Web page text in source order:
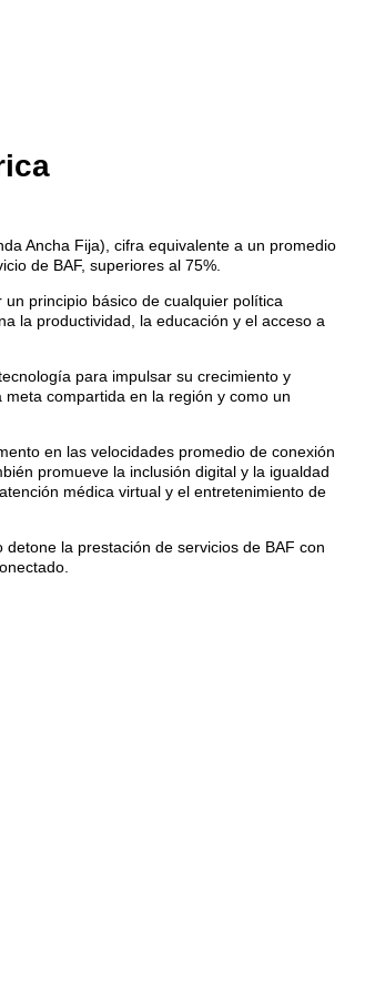
Ancha Fija), cifra equivalente a un promedio
de BAF, superiores al 75%.
principio básico de cualquier política
la productividad, la educación y el acceso a
para impulsar su crecimiento y
compartida en la región y como un
en las velocidades promedio de conexión
promueve la inclusión digital y la igualdad
médica virtual y el entretenimiento de
la prestación de servicios de BAF con